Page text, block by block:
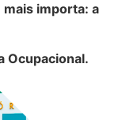
importa: a
Ocupacional.